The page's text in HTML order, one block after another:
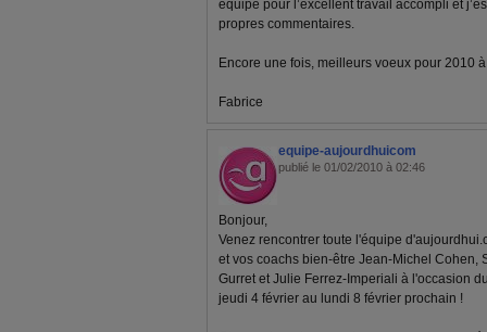
équipe pour l’excellent travail accompli et
propres commentaires.
Encore une fois, meilleurs voeux pour 2010
Fabrice
equipe-aujourdhuicom
publié le 01/02/2010 à 02:46
Bonjour,
Venez rencontrer toute l'équipe
et vos coachs bien-être Jean-Michel Cohen,
Gurret et Julie Ferrez-Imperiali à l'occasion
jeudi 4 février au lundi 8 février prochain !